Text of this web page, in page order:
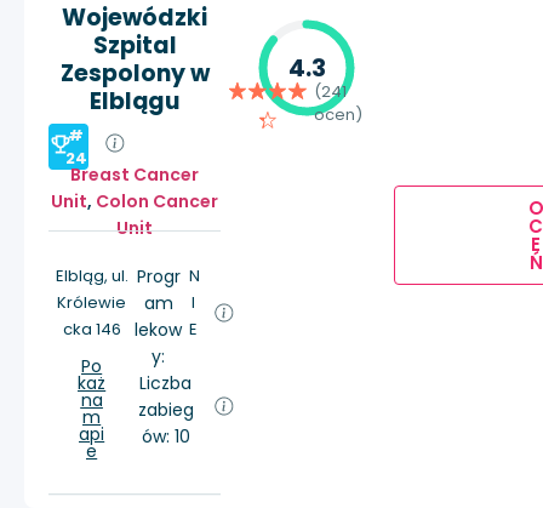
Wojewódzki
Szpital
Zespolony w
Elblągu
#
24
Breast Cancer
Unit, Colon Cancer
Unit
Elbląg, ul.
Królewie
cka 146
Po
każ
na
m
api
e
Progr
am
lekow
y:
N
I
E
Liczba
zabieg
ów: 10
4.3
(241
ocen)
O
C
E
Ń